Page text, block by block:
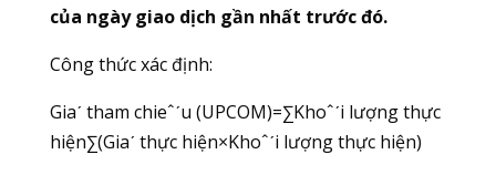
của ngày giao dịch gần nhất trước đó.
Công thức xác định:
Giaˊ tham chieˆˊu (UPCOM)=∑Khoˆˊi lượng thực
hiện∑(Giaˊ thực hiện×Khoˆˊi lượng thực hiện)​